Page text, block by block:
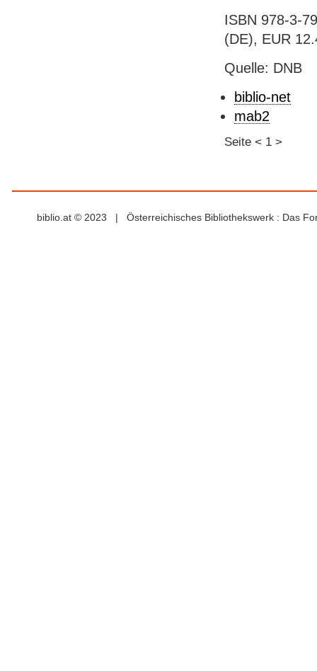
ISBN 978-3-
(DE), EUR
Quelle: DNB
biblio-net
mab2
Seite < 1 >
biblio.at © 2023 | Österreichisches Bibliothekswerk : Das